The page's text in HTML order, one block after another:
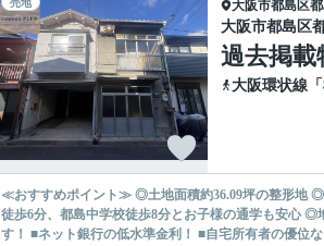
売地 大阪市都島区
大阪市都島区
過去掲載
大阪環状線 「
≪おすすめポイント≫ ◎土地面積約36.09坪の整形地
徒歩6分、都島中学校徒歩8分とお子様の通学も安心 ◎地下鉄谷町線「都島」駅徒歩10分 ～
す！ ■ネット銀行の低水準金利！ ■自宅所有者の優位